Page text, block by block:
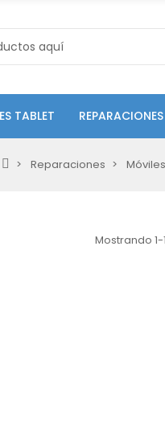
TABLET
Reparaciones Móviles
Mostrando